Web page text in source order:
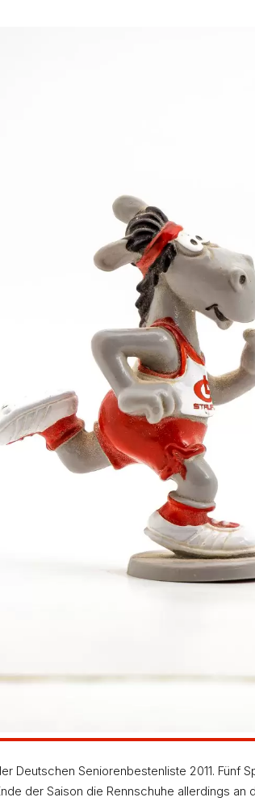
Deutschen Seniorenbestenliste 2011. Fünf
der Saison die Rennschuhe allerdings
M 60 mit 1,42 m ein. In M 65
Am weitesten vorne aber
20,80 m den vierten Platz!